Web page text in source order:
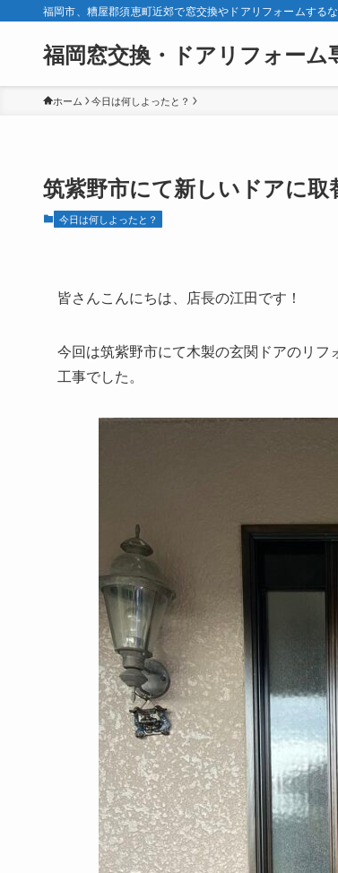
福岡市、糟屋郡須恵町近郊で窓交換やドアリフォームする
福岡窓交換・ドアリフォーム
ホーム 今日は何しよったと？
筑紫野市にて新しいドアに取
今日は何しよったと？
皆さんこんにちは、店長の江田です！
今回は筑紫野市にて木製の玄関ドアのリ
工事でした。